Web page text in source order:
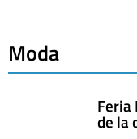
Moda
Feria
de la